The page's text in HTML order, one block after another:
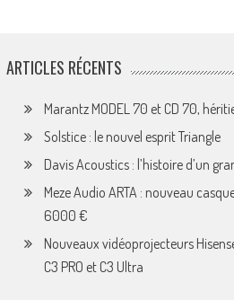
ARTICLES RÉCENTS
Marantz MODEL 70 et CD 70,
Solstice : le nouvel esprit Triangle
Davis Acoustics : l’histoire d’un
Meze Audio ARTA : nouveau
6000 €
Nouveaux vidéoprojecteurs
C3 PRO et C3 Ultra